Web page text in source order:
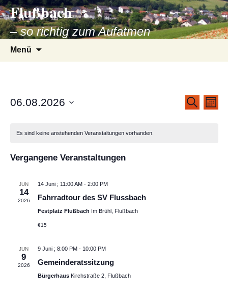
Zum
Inhalt
springen
Flußbach
– so richtig zum Aufatmen
Menü
Suche
Monat
06.08.2026
Es sind keine anstehenden Veranstaltungen vorhanden.
Vergangene Veranstaltungen
JUN
14
2026
14 Juni ; 11:00 AM- 2:00 PM
Fahrradtour des SV Flussbach
Festplatz Flußbach Im Brühl, Flußbach
€15
JUN
9
2026
9 Juni ; 8:00 PM- 10:00 PM
Gemeinderatssitzung
Bürgerhaus Kirchstraße 2, Flußbach